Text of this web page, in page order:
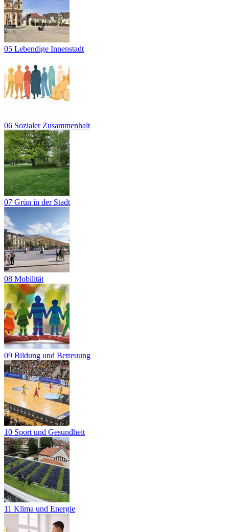
05 Lebendige Innenstadt
06 Sozialer Zusammenhalt
07 Grün in der Stadt
08 Mobilität
09 Bildung und Betreuung
10 Sport und Gesundheit
11 Klima und Energie